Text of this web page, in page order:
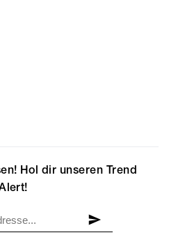
Hol dir unseren Trend